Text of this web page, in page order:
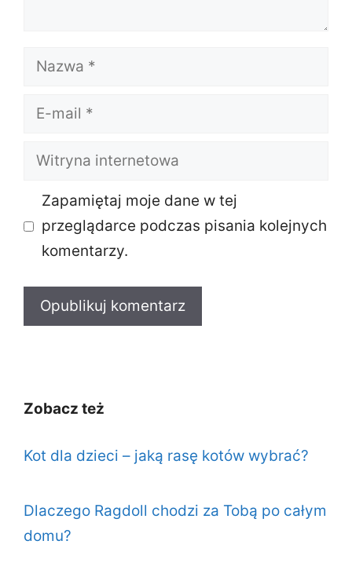
Nazwa
E-
Witryna
Zapamiętaj moje dane w tej
przeglądarce podczas pisania kolejnych
komentarzy.
Zobacz też
Kot dla dzieci – jaką rasę kotów wybrać?
Dlaczego Ragdoll chodzi za Tobą po całym
domu?